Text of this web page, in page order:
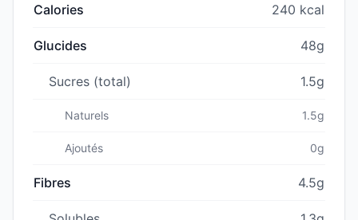
Calories 240 kcal
Glucides 48g
Sucres (total) 1.5g
Naturels 1.5g
Ajoutés 0g
Fibres 4.5g